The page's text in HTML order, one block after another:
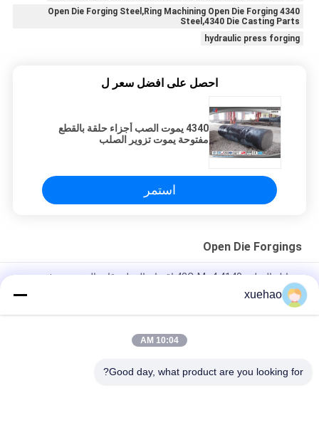
4340 Open Die Forging Steel,Ring Machining Open Die Forging
Steel,4340 Die Casting Parts
hydraulic press forging
احصل على افضل سعر ل
4340 يموت الصب أجزاء حلقة بالقطع
مفتوحة يموت تزوير الصلب
استمر
Open Die Forgings
سبائك الصلب 4140 42CrMo4 اقتران المطروقات المخصصة فتح
المطروقات
ASTM DIN EN معيار AISI 4340 40CrNi2Mo 1.6511 36CrNiMo4
xuehao
10:04 AM
Good day, what product are you looking for?